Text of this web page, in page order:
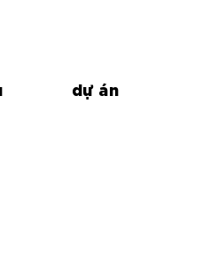
dự án